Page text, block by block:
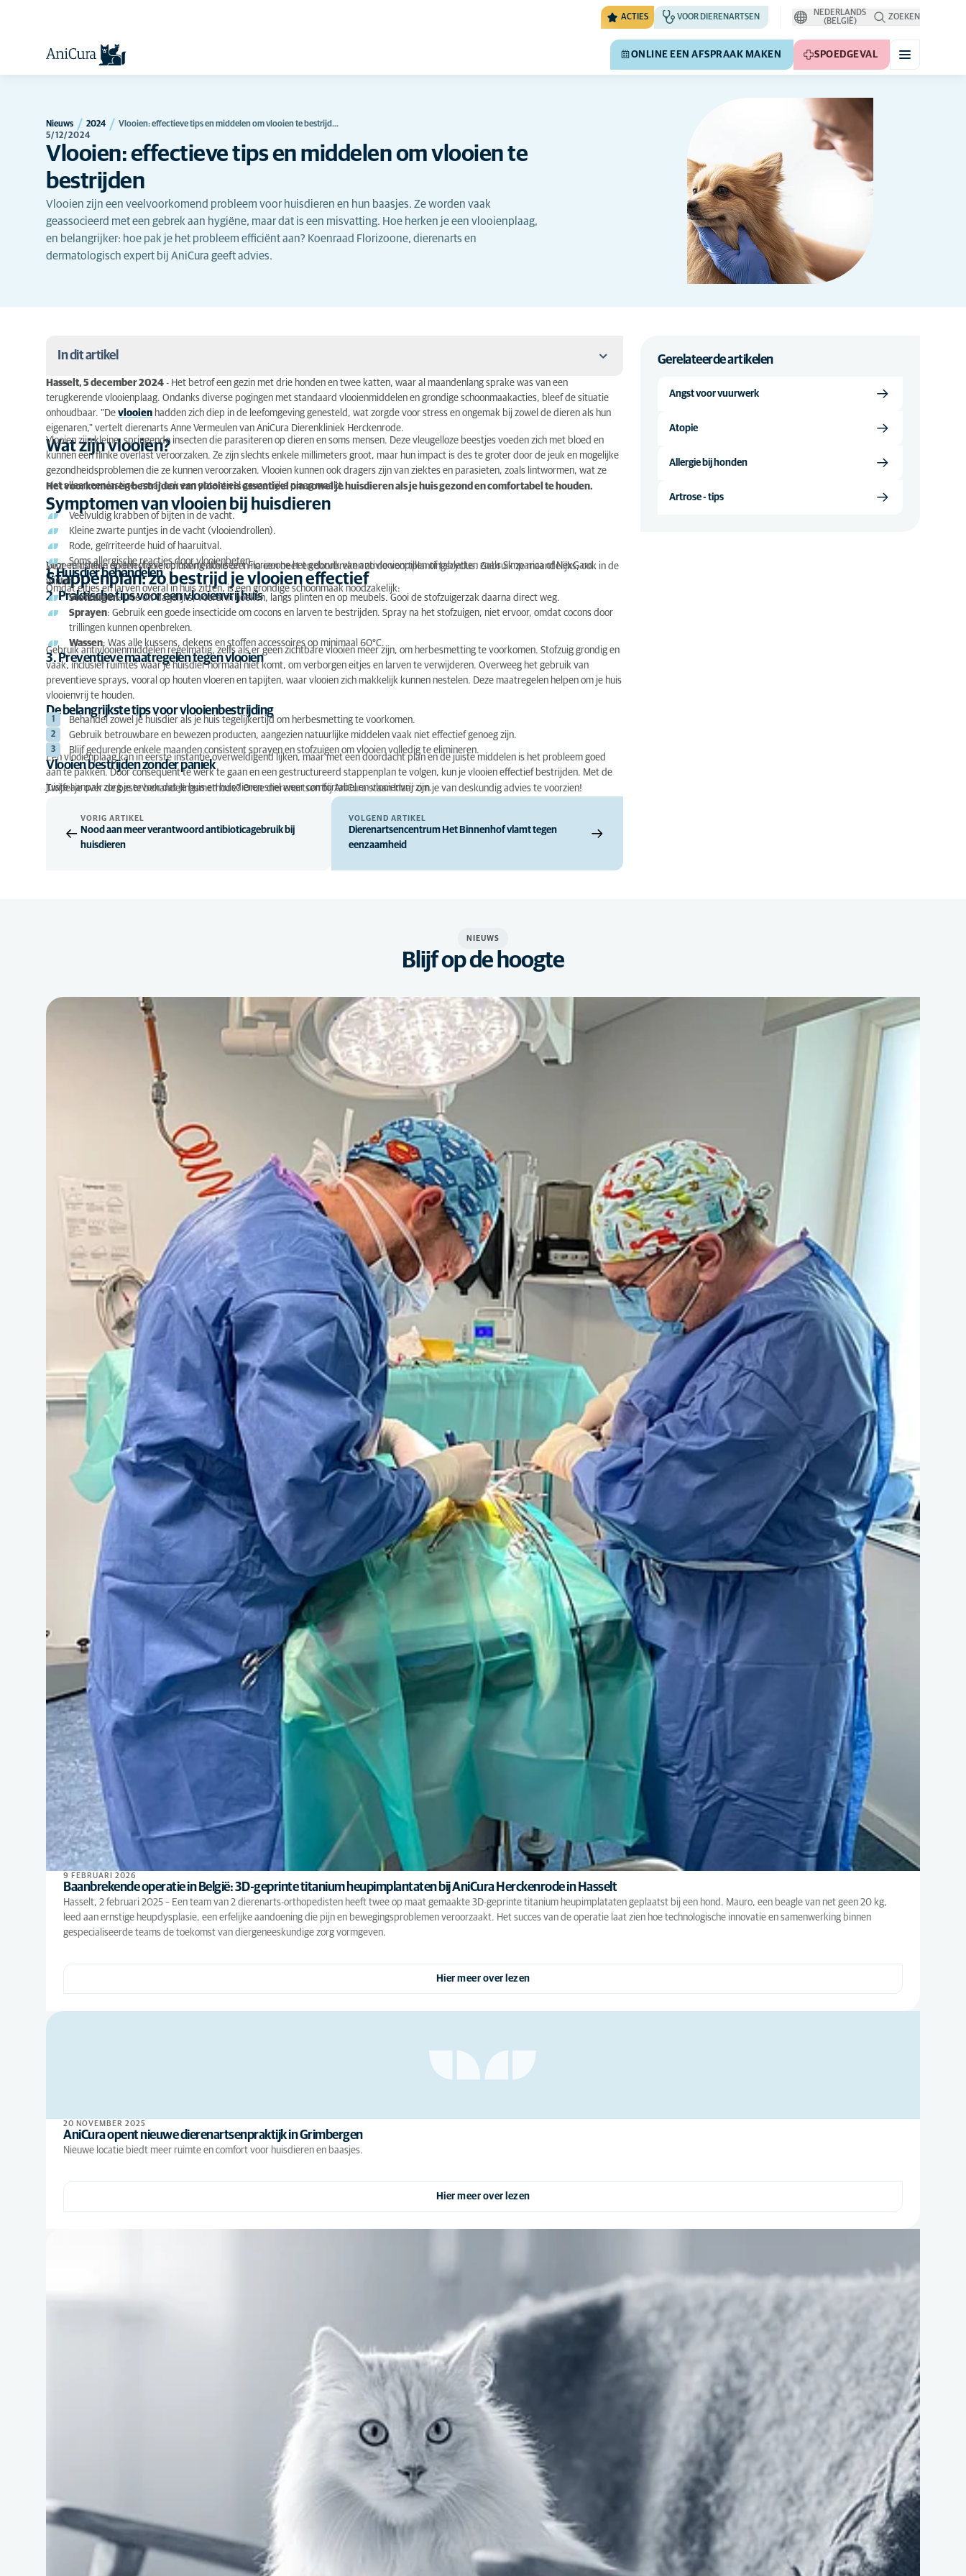
ACTIES VOOR DIERENARTSEN
NEDERLANDS
(BELGIË)
ZOEKEN
ONLINE EEN AFSPRAAK MAKEN SPOEDGEVAL
Nieuws 2024
Vlooien: effectieve tips en middelen om vlooien te bestrijd…
5/12/2024
Vlooien: effectieve tips en middelen om vlooien te
bestrijden
Vlooien zijn een veelvoorkomend probleem voor huisdieren en hun baasjes. Ze worden vaak
geassocieerd met een gebrek aan hygiëne, maar dat is een misvatting. Hoe herken je een vlooienplaag,
en belangrijker: hoe pak je het probleem efficiënt aan? Koenraad Florizoone, dierenarts en
dermatologisch expert bij AniCura geeft advies.
In dit artikel
Wat zijn vlooien?
Symptomen van vlooien bij huisdieren
Stappenplan: zo bestrijd je vlooien effectief
Hasselt, 5 december 2024 - Het betrof een gezin met drie honden en twee katten, waar al maandenlang sprake was van een
terugkerende vlooienplaag. Ondanks diverse pogingen met standaard vlooienmiddelen en grondige schoonmaakacties, bleef de situatie
onhoudbaar. "De vlooien hadden zich diep in de leefomgeving genesteld, wat zorgde voor stress en ongemak bij zowel de dieren als hun
eigenaren," vertelt dierenarts Anne Vermeulen van AniCura Dierenkliniek Herckenrode.
Wat zijn vlooien?
Vlooien zijn kleine, springende insecten die parasiteren op dieren en soms mensen. Deze vleugelloze beestjes voeden zich met bloed en
kunnen een flinke overlast veroorzaken. Ze zijn slechts enkele millimeters groot, maar hun impact is des te groter door de jeuk en mogelijke
gezondheidsproblemen die ze kunnen veroorzaken. Vlooien kunnen ook dragers zijn van ziektes en parasieten, zoals lintwormen, wat ze
niet alleen een lastige, maar ook een potentieel gevaarlijke plaag maakt.
Het voorkomen en bestrijden van vlooien is essentieel om zowel je huisdieren als je huis gezond en comfortabel te houden.
Symptomen van vlooien bij huisdieren
Veelvuldig krabben of bijten in de vacht.
Kleine zwarte puntjes in de vacht (vlooiendrollen).
Rode, geïrriteerde huid of haaruitval.
Soms allergische reacties door vlooienbeten.
Stappenplan: zo bestrijd je vlooien effectief
1. Huisdier behandelen
Voor een snelle en effectieve oplossing adviseert Florizoone het gebruik van antivlooienpillen of tabletten zoals Simparica of NexGard.
Deze middelen doden vlooien binnen enkele uren na een beet en doorbreken zo de voortplantingscyclus. Gebruik ze maandelijks, ook in de
winter.
2. Praktische tips voor een vlooienvrij huis
Omdat eitjes en larven overal in huis zitten, is een grondige schoonmaak noodzakelijk:
Stofzuigen: Doe dit dagelijks, vooral in hoeken, langs plinten en op meubels. Gooi de stofzuigerzak daarna direct weg.
Sprayen: Gebruik een goede insecticide om cocons en larven te bestrijden. Spray na het stofzuigen, niet ervoor, omdat cocons door
trillingen kunnen openbreken.
Wassen: Was alle kussens, dekens en stoffen accessoires op minimaal 60°C.
3. Preventieve maatregelen tegen vlooien
Gebruik antivlooienmiddelen regelmatig, zelfs als er geen zichtbare vlooien meer zijn, om herbesmetting te voorkomen. Stofzuig grondig en
vaak, inclusief ruimtes waar je huisdier normaal niet komt, om verborgen eitjes en larven te verwijderen. Overweeg het gebruik van
preventieve sprays, vooral op houten vloeren en tapijten, waar vlooien zich makkelijk kunnen nestelen. Deze maatregelen helpen om je huis
vlooienvrij te houden.
De belangrijkste tips voor vlooienbestrijding
Behandel zowel je huisdier als je huis tegelijkertijd om herbesmetting te voorkomen.
Gebruik betrouwbare en bewezen producten, aangezien natuurlijke middelen vaak niet effectief genoeg zijn.
Blijf gedurende enkele maanden consistent sprayen en stofzuigen om vlooien volledig te elimineren.
Vlooien bestrijden zonder paniek
Een vlooienplaag kan in eerste instantie overweldigend lijken, maar met een doordacht plan en de juiste middelen is het probleem goed
aan te pakken. Door consequent te werk te gaan en een gestructureerd stappenplan te volgen, kun je vlooien effectief bestrijden. Met de
juiste aanpak zorg je ervoor dat je huis en huisdieren snel weer comfortabel en vlooienvrij zijn.
Twijfel je over de beste behandelingsmethode? Onze dierenartsen bij AniCura staan klaar om je van deskundig advies te voorzien!
VORIG ARTIKEL
Nood aan meer verantwoord antibioticagebruik bij
huisdieren
VOLGEND ARTIKEL
Dierenartsencentrum Het Binnenhof vlamt tegen
eenzaamheid
Gerelateerde artikelen
Angst voor vuurwerk
Atopie
Allergie bij honden
Artrose - tips
NIEUWS
Blijf op de hoogte
9 FEBRUARI 2026
Baanbrekende operatie in België: 3D-geprinte titanium heupimplantaten bij AniCura Herckenrode in Hasselt
Hasselt, 2 februari 2025 – Een team van 2 dierenarts-orthopedisten heeft twee op maat gemaakte 3D-geprinte titanium heupimplataten geplaatst bij een hond. Mauro, een beagle van net geen 20 kg,
leed aan ernstige heupdysplasie, een erfelijke aandoening die pijn en bewegingsproblemen veroorzaakt. Het succes van de operatie laat zien hoe technologische innovatie en samenwerking binnen
gespecialiseerde teams de toekomst van diergeneeskundige zorg vormgeven.
Hier meer over lezen
20 NOVEMBER 2025
AniCura opent nieuwe dierenartsenpraktijk in Grimbergen
Nieuwe locatie biedt meer ruimte en comfort voor huisdieren en baasjes.
Hier meer over lezen